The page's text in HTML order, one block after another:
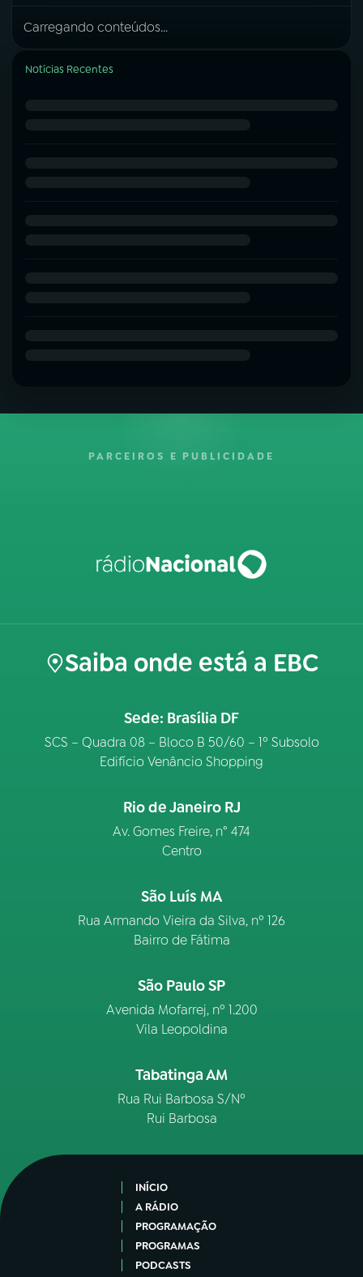
Carregando conteúdos...
Notícias Recentes
PARCEIROS E PUBLICIDADE
Saiba onde está a EBC
Sede: Brasília DF
SCS – Quadra 08 – Bloco B 50/60 – 1º Subsolo
Edifício Venâncio Shopping
Rio de Janeiro RJ
Av. Gomes Freire, n° 474
Centro
São Luís MA
Rua Armando Vieira da Silva, nº 126
Bairro de Fátima
São Paulo SP
Avenida Mofarrej, nº 1.200
Vila Leopoldina
Tabatinga AM
Rua Rui Barbosa S/Nº
Rui Barbosa
INÍCIO
A RÁDIO
PROGRAMAÇÃO
PROGRAMAS
PODCASTS